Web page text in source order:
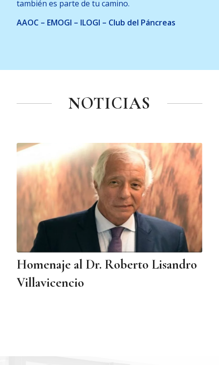
también es parte de tu camino.
AAOC – EMOGI – ILOGI – Club del Páncreas
NOTICIAS
Homenaje al Dr. Roberto Lisandro
Villavicencio